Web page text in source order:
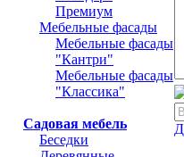
Премиум
Мебельные фасады
Мебельные фасады
"Кантри"
Мебельные фасады
"Классика"
Садовая мебель
Беседки